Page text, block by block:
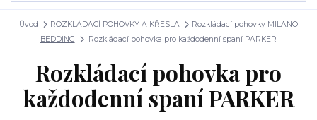
Úvod ROZKLÁDACÍ POHOVKY A KŘESLA
Rozkládací pohovky MILANO
BEDDING
Rozkládací pohovka pro každodenní spaní PARKER
Rozkládací pohovka pro
každodenní spaní PARKER